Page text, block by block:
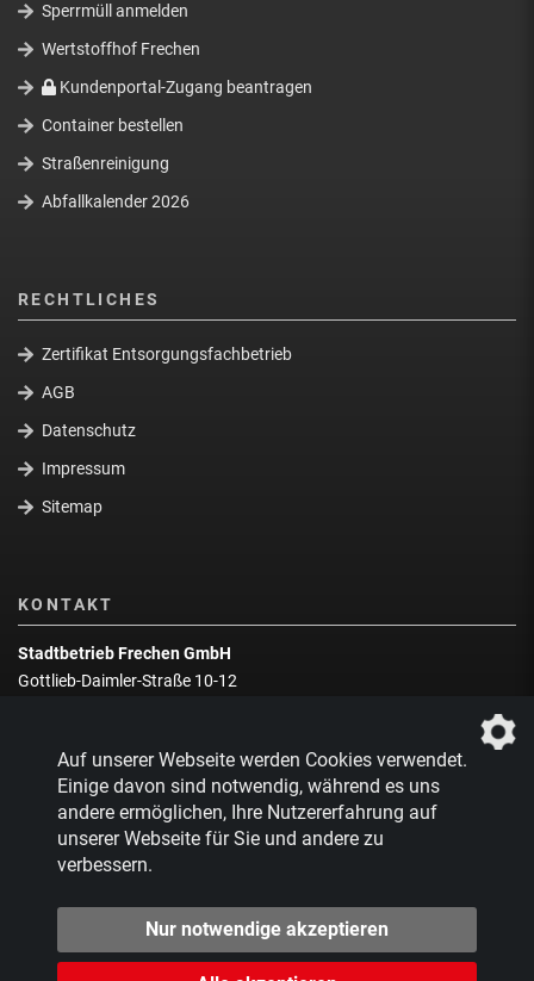
Sperrmüll anmelden
Wertstoffhof Frechen
Kundenportal-Zugang beantragen
Container bestellen
Straßenreinigung
Abfallkalender 2026
RECHTLICHES
Zertifikat Entsorgungsfachbetrieb
AGB
Datenschutz
Impressum
Sitemap
KONTAKT
Stadtbetrieb Frechen GmbH
Gottlieb-Daimler-Straße 10-12
Zentrale:02234 9217-0
Abfallberatung:02234 9217-17
Auf unserer Webseite werden Cookies verwendet.
Einige davon sind notwendig, während es uns
andere ermöglichen, Ihre Nutzererfahrung auf
unserer Webseite für Sie und andere zu
verbessern.
Nur notwendige akzeptieren